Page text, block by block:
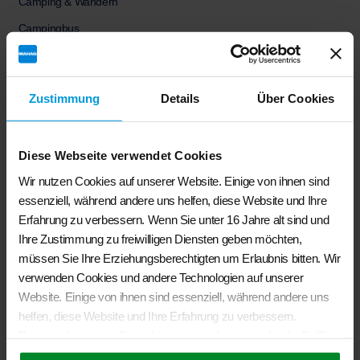
Zustimmung Details Über Cookies
Diese Webseite verwendet Cookies
Wir nutzen Cookies auf unserer Website. Einige von ihnen sind
essenziell, während andere uns helfen, diese Website und Ihre
Erfahrung zu verbessern. Wenn Sie unter 16 Jahre alt sind und
Ihre Zustimmung zu freiwilligen Diensten geben möchten,
müssen Sie Ihre Erziehungsberechtigten um Erlaubnis bitten. Wir
verwenden Cookies und andere Technologien auf unserer
Website. Einige von ihnen sind essenziell, während andere uns
helfen, diese Website und Ihre Erfahrung zu verbessern.
Adressen), z. B. für personalisierte Anzeigen und Inhalte oder
Campingbus
Fahrzeug Aussen
Fahrzeug Innen
BRANDRUP®- Antirutsch-/ Schutzmatten
€52,00
Ursprünglicher
Preis
€52,00
€ 35,90 Aktueller
Preis
€35,90.
BRANDRUP®- iXTEND® Spannbettlaken für Brandrup-
iXTEND Faltbett VW T6/T5 Multivan/California Beach